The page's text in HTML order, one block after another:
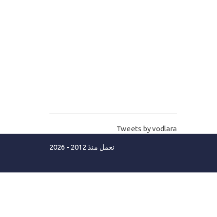
14-
صفحات الخطأ مع حل مشكلة اللغة العربية
Tweets by vodlara
نعمل منذ 2012 - 2026